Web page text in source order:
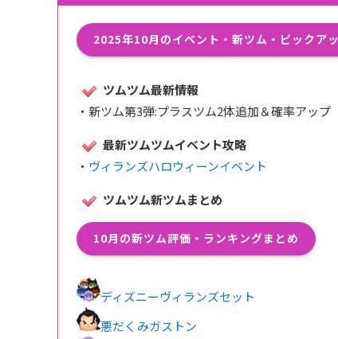
2025年10月のイベント・新ツム・ピックア
ツムツム最新情報
・ 新ツム第3弾:プラスツム2体追加＆確率アップ
最新ツムツムイベント攻略
・ ヴィランズハロウィーンイベント
ツムツム新ツムまとめ
10月の新ツム評価・ランキングまとめ
ディズニーヴィランズセット
悪だくみガストン